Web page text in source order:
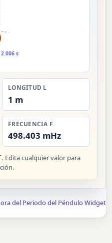
2.006 s
LONGITUD L
1 m
FRECUENCIA F
498.403 mHz
. Edita cualquier valor para
del Periodo del Péndulo Widget